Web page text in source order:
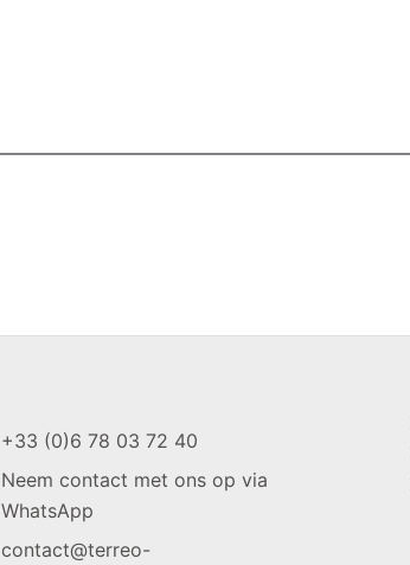
+33 (0)6 78 03 72 40
Neem contact met ons op via
WhatsApp
contact@terreo-